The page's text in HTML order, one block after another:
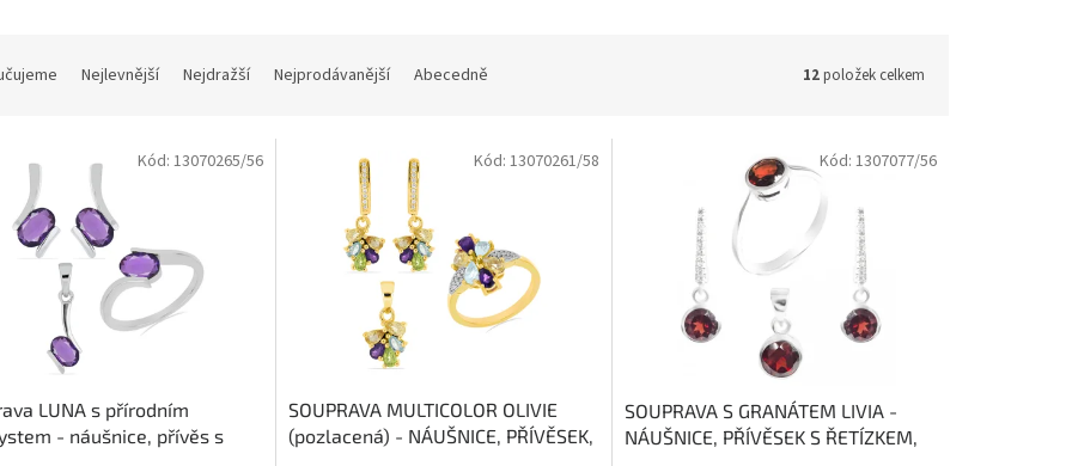
Nejlevnější Nejdražší Nejprodávanější Abecedně 12položek celkem
LUNA s přírodním
- náušnice, přívěs s
Kód: 13070265/56
SOUPRAVA MULTICOLOR OLIVIE
(pozlacená) - NÁUŠNICE, PŘÍVĚSEK,
Kód: 13070261/58
SOUPRAVA S GRANÁTEM LIVIA -
NÁUŠNICE, PŘÍVĚSEK S ŘETÍZKEM,
Kód: 1307077/56